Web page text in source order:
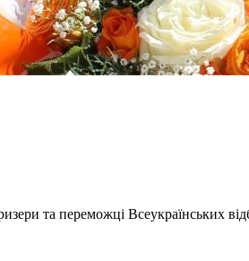
та переможці Всеукраїнських